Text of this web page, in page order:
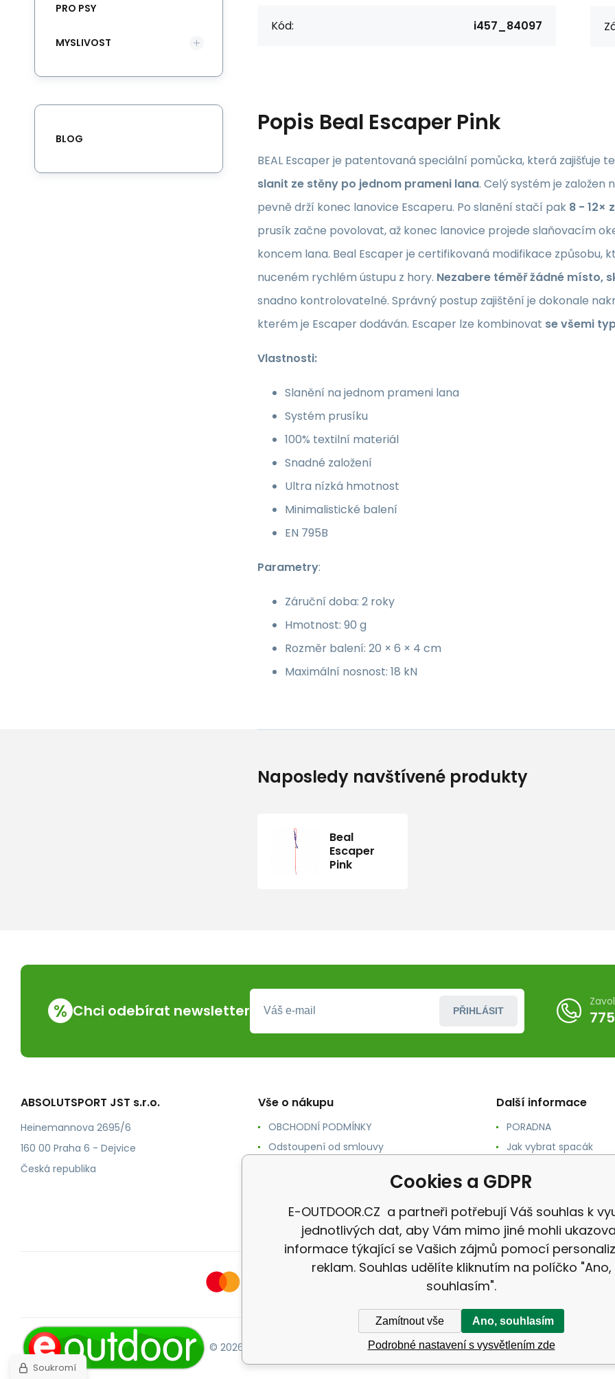
Kód: i457_84097
Popis Beal Escaper Pink
BEAL Escaper je patentovaná speciální pomůcka, která zajišťuje
slanit ze stěny po jednom prameni lana. Celý systém je
pevně drží konec lanovice Escaperu. Po slanění stačí pak 8 - 12×
prusík začne povolovat, až konec lanovice projede slaňovacím
koncem lana. Beal Escaper je certifikovaná modifikace způsobu,
nuceném rychlém ústupu z hory. Nezabere téměř žádné místo,
snadno kontrolovatelné. Správný postup zajištění je dokonale
kterém je Escaper dodáván. Escaper lze kombinovat se všemi
Vlastnosti:
Slanění na jednom prameni lana
Systém prusíku
100% textilní materiál
Snadné založení
Ultra nízká hmotnost
Minimalistické balení
EN 795B
Parametry:
Záruční doba: 2 roky
Hmotnost: 90 g
Rozměr balení: 20 × 6 × 4 cm
Maximální nosnost: 18 kN
PRO PSY
MYSLIVOST
BLOG
Naposledy navštívené produkty
Beal
Escaper
Pink
% Chci odebírat newsletter PŘIHLÁSIT
ABSOLUTSPORT JST s.r.o.
Heinemannova 2695/6
160 00 Praha 6 - Dejvice
Česká republika
Vše o nákupu
OBCHODNÍ PODMÍNKY
Odstoupení od smlouvy
Ochrana osobních údajů
Další informace
PORADNA
Jak vybrat spacák
Jak vybrat karimatku
Reklamace
© 2026 E-OUTDOOR.CZ | Mapa stránek
Cookies a GDPR
E-OUTDOOR.CZ a partneři potřebují Váš souhlas k
jednotlivých dat, aby Vám mimo jiné mohli
informace týkající se Vašich zájmů pomocí
reklam. Souhlas udělíte kliknutím na políčko "Ano,
souhlasím".
Zamítnout vše Ano, souhlasím
Podrobné nastavení s vysvětlením zde
Soukromí